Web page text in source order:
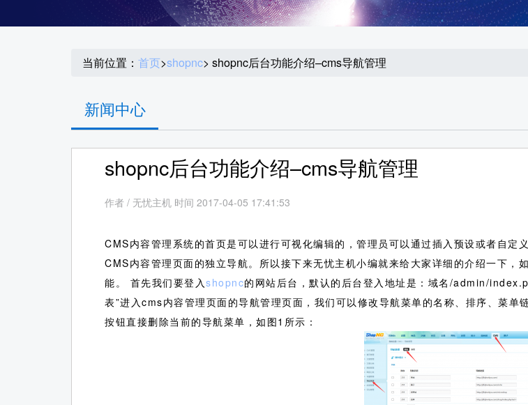
当前位置： 首页>shopnc> shopnc后台功能介绍–cms导航管理
新闻中心
shopnc后台功能介绍–cms导航管理
作者 / 无忧主机 时间 2017-04-05 17:41:53
CMS内容管理系统的首页是可以进行可视化编辑的，管理员可以通过插入预设或者自定
CMS内容管理页面的独立导航。所以接下来无忧主机小编就来给大家详细的介绍一下，
能。
首先我们要登入shopnc的网站后台，默认的后台登入地址是：域名/admin/
表”进入cms内容管理页面的导航管理页面，我们可以修改导航菜单的名称、排序、菜
按钮直接删除当前的导航菜单，如图1所示：